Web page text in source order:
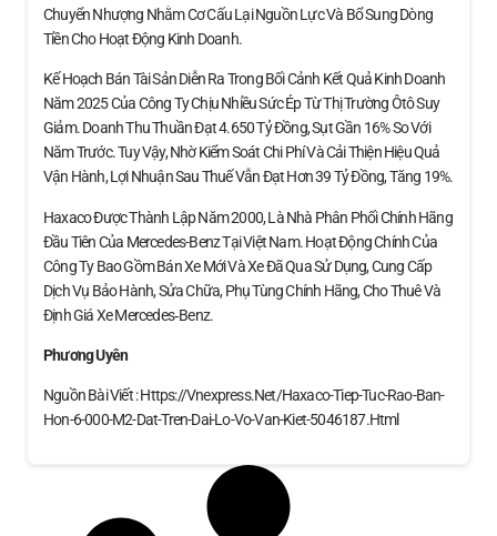
Chuyển Nhượng Nhằm Cơ Cấu Lại Nguồn Lực Và Bổ Sung Dòng
Tiền Cho Hoạt Động Kinh Doanh.
Kế Hoạch Bán Tài Sản Diễn Ra Trong Bối Cảnh Kết Quả Kinh Doanh
Năm 2025 Của Công Ty Chịu Nhiều Sức Ép Từ Thị Trường Ôtô Suy
Giảm. Doanh Thu Thuần Đạt 4.650 Tỷ Đồng, Sụt Gần 16% So Với
Năm Trước. Tuy Vậy, Nhờ Kiểm Soát Chi Phí Và Cải Thiện Hiệu Quả
Vận Hành, Lợi Nhuận Sau Thuế Vẫn Đạt Hơn 39 Tỷ Đồng, Tăng 19%.
Haxaco Được Thành Lập Năm 2000, Là Nhà Phân Phối Chính Hãng
Đầu Tiên Của Mercedes-Benz Tại Việt Nam. Hoạt Động Chính Của
Công Ty Bao Gồm Bán Xe Mới Và Xe Đã Qua Sử Dụng, Cung Cấp
Dịch Vụ Bảo Hành, Sửa Chữa, Phụ Tùng Chính Hãng, Cho Thuê Và
Định Giá Xe Mercedes‑Benz.
Phương Uyên
Nguồn Bài Viết : Https://vnexpress.net/haxaco-Tiep-Tuc-Rao-Ban-
Hon-6-000-M2-Dat-Tren-Dai-Lo-Vo-Van-Kiet-5046187.html